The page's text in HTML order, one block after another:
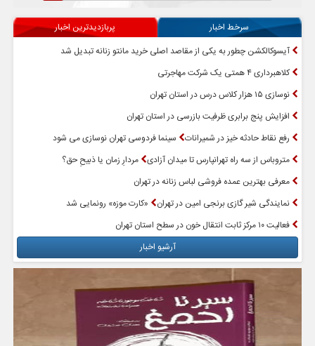
سرخط اخبار
پربازدیدترین اخبار
آیسوکالکشن چطور به یکی از مقاصد اصلی خرید مانتو زنانه تبدیل شد
کلاهبرداری ۴ همتی یک شرکت مهاجرتی
نوسازی ۱۵ هزار کلاس درس در استان تهران
افزایش پنج برابری ظرفیت بازرسی در استان تهران
رفع نقاط حادثه خیز در شمیرانات
سینما فردوسی تهران نوسازی می شود
متروباس از سه راه تهرانپارس تا میدان آزادی مردارِ زمان یا ذبیحِ حق؟
معرفی بهترین عمده فروشی لباس زنانه در تهران
نمایندگی شیر گازی برنجی امین در تهران
«کارت موزه» رونمایی شد
فعالیت ۱۰ مرکز ثابت انتقال خون در سطح استان تهران
آرشیو اخبار